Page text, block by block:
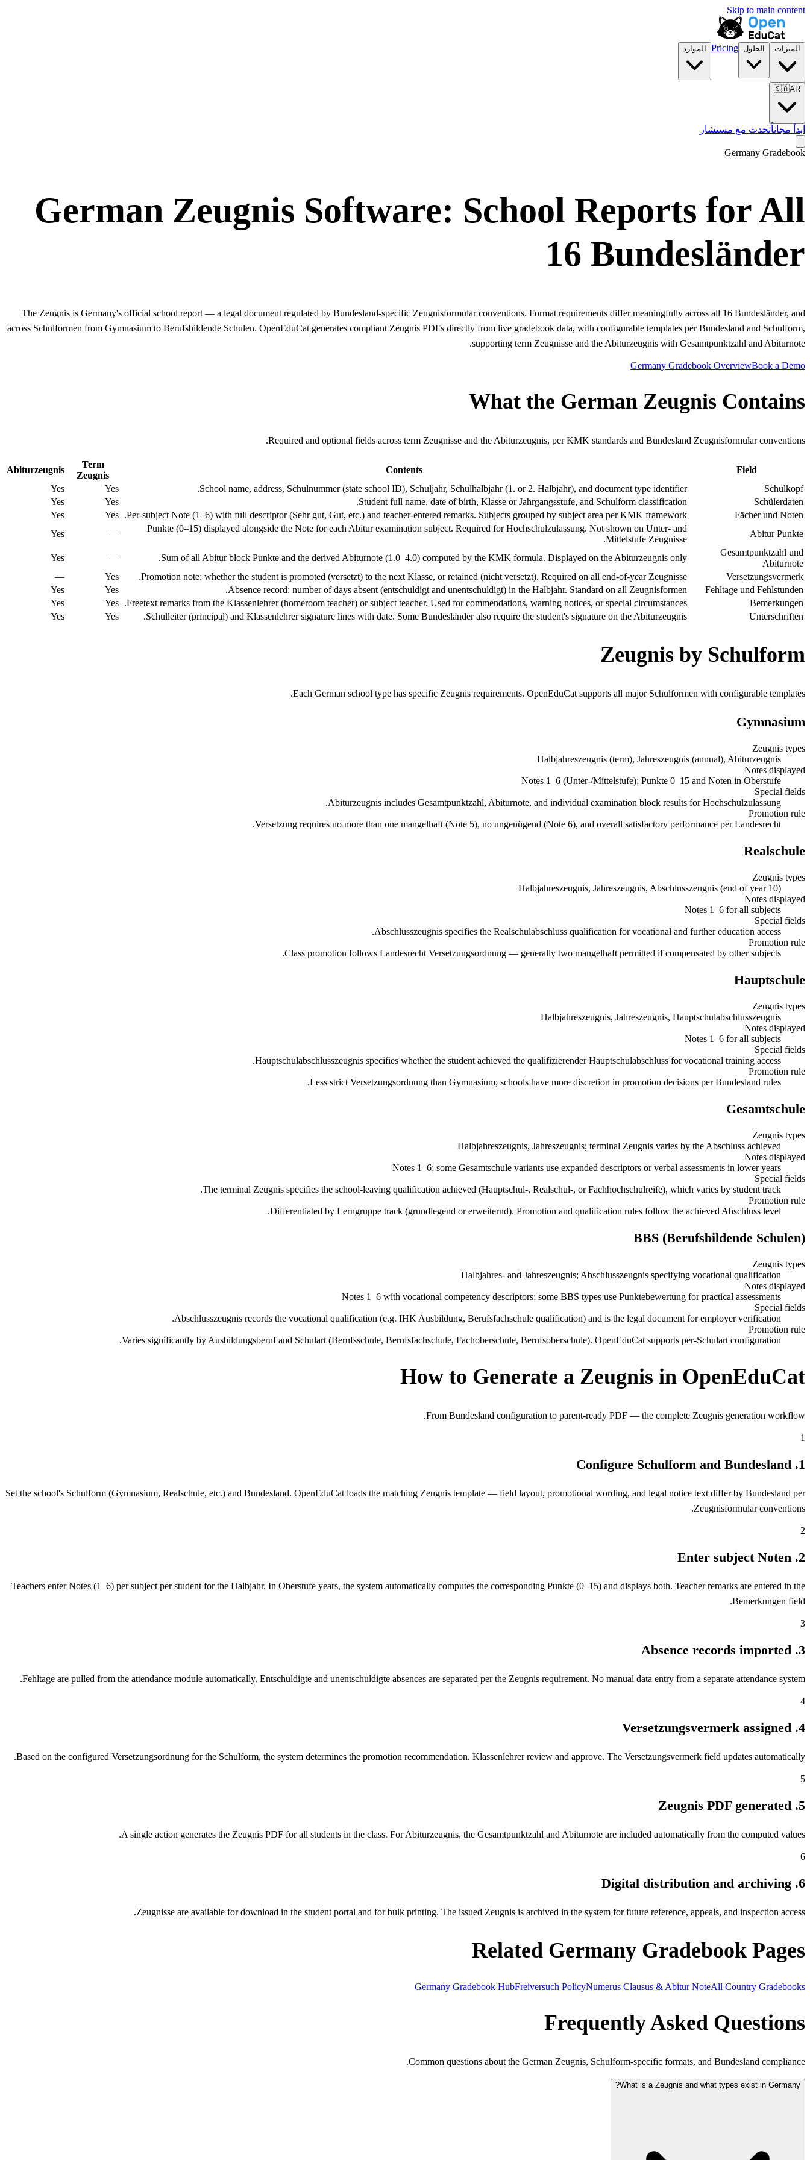
Skip to main content
الميزات الحلول Pricing الموارد
🇸🇦AR
ابدأ مجاناًتحدث مع مستشار
Germany Gradebook
German Zeugnis Software: School Reports for All
16 Bundesländer
The Zeugnis is Germany's official school report — a legal document regulated by Bundesland-specific Zeugnisformular conventions. Format requirements differ meaningfully across all 16 Bundesländer, and
across Schulformen from Gymnasium to Berufsbildende Schulen. OpenEduCat generates compliant Zeugnis PDFs directly from live gradebook data, with configurable templates per Bundesland and Schulform,
supporting term Zeugnisse and the Abiturzeugnis with Gesamtpunktzahl and Abiturnote.
Germany Gradebook OverviewBook a Demo
What the German Zeugnis Contains
Required and optional fields across term Zeugnisse and the Abiturzeugnis, per KMK standards and Bundesland Zeugnisformular conventions.
Field
Contents
Term
Zeugnis
Abiturzeugnis
Schulkopf
School name, address, Schulnummer (state school ID), Schuljahr, Schulhalbjahr (1. or 2. Halbjahr), and document type identifier.
Yes
Yes
Schülerdaten
Student full name, date of birth, Klasse or Jahrgangsstufe, and Schulform classification.
Yes
Yes
Fächer und Noten
Per-subject Note (1–6) with full descriptor (Sehr gut, Gut, etc.) and teacher-entered remarks. Subjects grouped by subject area per KMK framework.
Yes
Yes
Abitur Punkte
Punkte (0–15) displayed alongside the Note for each Abitur examination subject. Required for Hochschulzulassung. Not shown on Unter- and
Mittelstufe Zeugnisse.
—
Yes
Gesamtpunktzahl und
Abiturnote
Sum of all Abitur block Punkte and the derived Abiturnote (1.0–4.0) computed by the KMK formula. Displayed on the Abiturzeugnis only.
—
Yes
Versetzungsvermerk
Promotion note: whether the student is promoted (versetzt) to the next Klasse, or retained (nicht versetzt). Required on all end-of-year Zeugnisse.
Yes
—
Fehltage und Fehlstunden
Absence record: number of days absent (entschuldigt and unentschuldigt) in the Halbjahr. Standard on all Zeugnisformen.
Yes
Yes
Bemerkungen
Freetext remarks from the Klassenlehrer (homeroom teacher) or subject teacher. Used for commendations, warning notices, or special circumstances.
Yes
Yes
Unterschriften
Schulleiter (principal) and Klassenlehrer signature lines with date. Some Bundesländer also require the student's signature on the Abiturzeugnis.
Yes
Yes
Zeugnis by Schulform
Each German school type has specific Zeugnis requirements. OpenEduCat supports all major Schulformen with configurable templates.
Gymnasium
Zeugnis types
Halbjahreszeugnis (term), Jahreszeugnis (annual), Abiturzeugnis
Notes displayed
Notes 1–6 (Unter-/Mittelstufe); Punkte 0–15 and Noten in Oberstufe
Special fields
Abiturzeugnis includes Gesamtpunktzahl, Abiturnote, and individual examination block results for Hochschulzulassung.
Promotion rule
Versetzung requires no more than one mangelhaft (Note 5), no ungenügend (Note 6), and overall satisfactory performance per Landesrecht.
Realschule
Zeugnis types
Halbjahreszeugnis, Jahreszeugnis, Abschlusszeugnis (end of year 10)
Notes displayed
Notes 1–6 for all subjects
Special fields
Abschlusszeugnis specifies the Realschulabschluss qualification for vocational and further education access.
Promotion rule
Class promotion follows Landesrecht Versetzungsordnung — generally two mangelhaft permitted if compensated by other subjects.
Hauptschule
Zeugnis types
Halbjahreszeugnis, Jahreszeugnis, Hauptschulabschlusszeugnis
Notes displayed
Notes 1–6 for all subjects
Special fields
Hauptschulabschlusszeugnis specifies whether the student achieved the qualifizierender Hauptschulabschluss for vocational training access.
Promotion rule
Less strict Versetzungsordnung than Gymnasium; schools have more discretion in promotion decisions per Bundesland rules.
Gesamtschule
Zeugnis types
Halbjahreszeugnis, Jahreszeugnis; terminal Zeugnis varies by the Abschluss achieved
Notes displayed
Notes 1–6; some Gesamtschule variants use expanded descriptors or verbal assessments in lower years
Special fields
The terminal Zeugnis specifies the school-leaving qualification achieved (Hauptschul-, Realschul-, or Fachhochschulreife), which varies by student track.
Promotion rule
Differentiated by Lerngruppe track (grundlegend or erweiternd). Promotion and qualification rules follow the achieved Abschluss level.
BBS (Berufsbildende Schulen)
Zeugnis types
Halbjahres- and Jahreszeugnis; Abschlusszeugnis specifying vocational qualification
Notes displayed
Notes 1–6 with vocational competency descriptors; some BBS types use Punktebewertung for practical assessments
Special fields
Abschlusszeugnis records the vocational qualification (e.g. IHK Ausbildung, Berufsfachschule qualification) and is the legal document for employer verification.
Promotion rule
Varies significantly by Ausbildungsberuf and Schulart (Berufsschule, Berufsfachschule, Fachoberschule, Berufsoberschule). OpenEduCat supports per-Schulart configuration.
How to Generate a Zeugnis in OpenEduCat
From Bundesland configuration to parent-ready PDF — the complete Zeugnis generation workflow.
1
1. Configure Schulform and Bundesland
Set the school's Schulform (Gymnasium, Realschule, etc.) and Bundesland. OpenEduCat loads the matching Zeugnis template — field layout, promotional wording, and legal notice text differ by Bundesland per
Zeugnisformular conventions.
2
2. Enter subject Noten
Teachers enter Notes (1–6) per subject per student for the Halbjahr. In Oberstufe years, the system automatically computes the corresponding Punkte (0–15) and displays both. Teacher remarks are entered in the
Bemerkungen field.
3
3. Absence records imported
Fehltage are pulled from the attendance module automatically. Entschuldigte and unentschuldigte absences are separated per the Zeugnis requirement. No manual data entry from a separate attendance system.
4
4. Versetzungsvermerk assigned
Based on the configured Versetzungsordnung for the Schulform, the system determines the promotion recommendation. Klassenlehrer review and approve. The Versetzungsvermerk field updates automatically.
5
5. Zeugnis PDF generated
A single action generates the Zeugnis PDF for all students in the class. For Abiturzeugnis, the Gesamtpunktzahl and Abiturnote are included automatically from the computed values.
6
6. Digital distribution and archiving
Zeugnisse are available for download in the student portal and for bulk printing. The issued Zeugnis is archived in the system for future reference, appeals, and inspection access.
Related Germany Gradebook Pages
Germany Gradebook HubFreiversuch PolicyNumerus Clausus & Abitur NoteAll Country Gradebooks
Frequently Asked Questions
Common questions about the German Zeugnis, Schulform-specific formats, and Bundesland compliance.
What is a Zeugnis and what types exist in Germany?